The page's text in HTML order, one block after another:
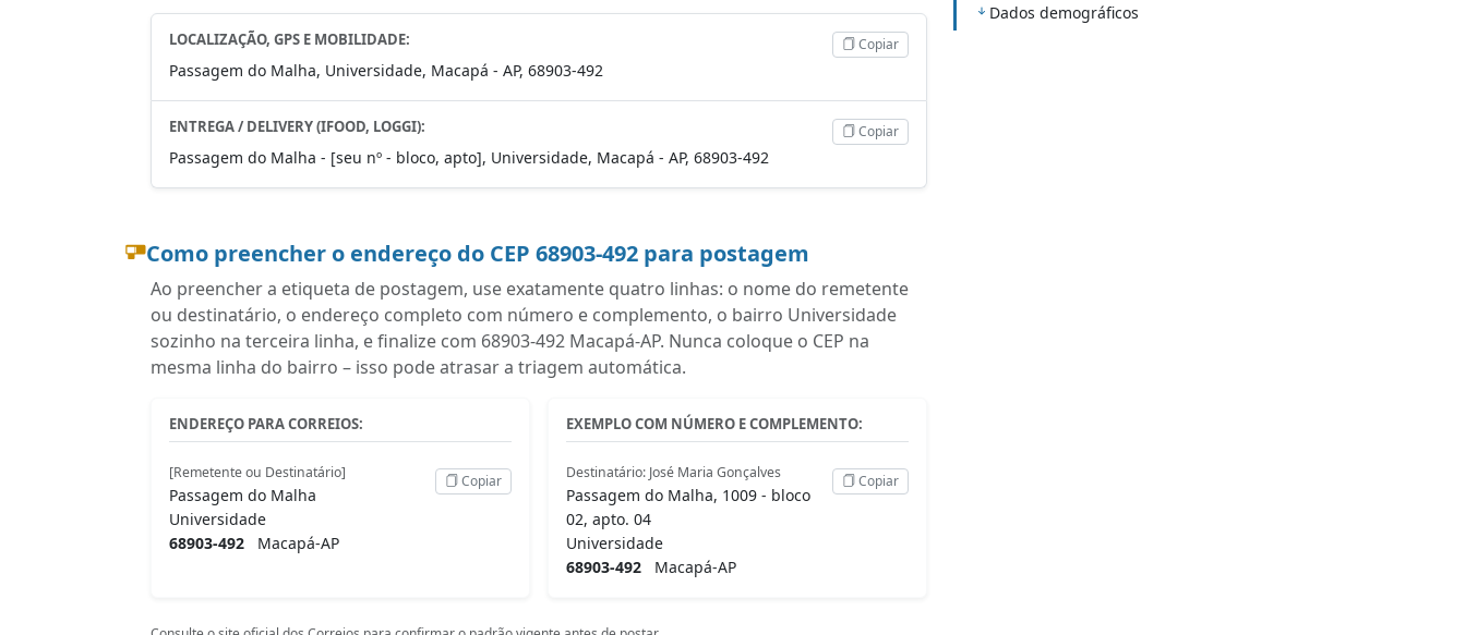
LOCALIZAÇÃO, GPS E MOBILIDADE:
Passagem do Malha, Universidade, Macapá - AP, 68903-492
Copiar
ENTREGA / DELIVERY (IFOOD, LOGGI):
Passagem do Malha - [seu nº - bloco, apto], Universidade, Macapá - AP, 68903-492
Copiar
Como preencher o endereço do CEP 68903-492 para postagem
Ao preencher a etiqueta de postagem, use exatamente quatro linhas: o nome do remetente
ou destinatário, o endereço completo com número e complemento, o bairro Universidade
sozinho na terceira linha, e finalize com 68903-492 Macapá-AP. Nunca coloque o CEP na
mesma linha do bairro – isso pode atrasar a triagem automática.
ENDEREÇO PARA CORREIOS:
[Remetente ou Destinatário]
Passagem do Malha
Universidade
68903-492 Macapá-AP
Copiar
EXEMPLO COM NÚMERO E COMPLEMENTO:
Destinatário: José Maria Gonçalves
Passagem do Malha, 1009 - bloco
02, apto. 04
Universidade
68903-492 Macapá-AP
Copiar
Dados demográficos